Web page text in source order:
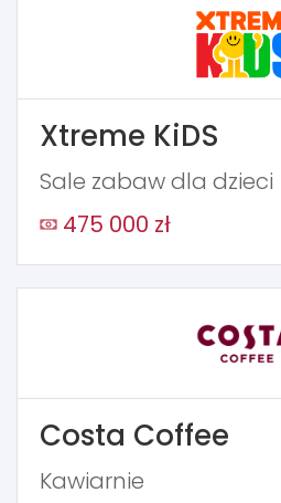
Xtreme KiDS
Sale zabaw dla dzieci
475 000 zł
Costa Coffee
Kawiarnie